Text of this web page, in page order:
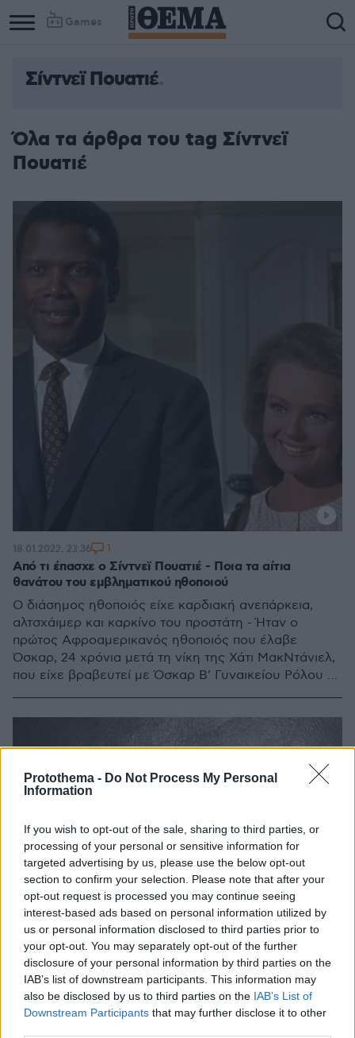
Protothema - Do Not Process My Personal
Information
If you wish to opt-out of the sale, sharing to third parties, or
processing of your personal or sensitive information for
targeted advertising by us, please use the below opt-out
section to confirm your selection. Please note that after your
opt-out request is processed you may continue seeing
interest-based ads based on personal information utilized by
us or personal information disclosed to third parties prior to
your opt-out. You may separately opt-out of the further
disclosure of your personal information by third parties on the
IAB’s list of downstream participants. This information may
also be disclosed by us to third parties on the IAB’s List of
Downstream Participants that may further disclose it to other
Games
Σίντνεϊ Πουατιέ
Όλα τα άρθρα του tag Σίντνεϊ
Πουατιέ
Από τι έπασχε ο Σίντνεϊ Πουατιέ - Ποια τα αίτια
θανάτου του εμβληματικού ηθοποιού
Ο διάσημος ηθοποιός είχε καρδιακή ανεπάρκεια,
αλτσχάιμερ και καρκίνο του προστάτη - Ήταν ο
πρώτος Αφροαμερικανός ηθοποιός που έλαβε
Όσκαρ, 24 χρόνια μετά τη νίκη της Χάτι ΜακΝτάνιελ,
που είχε βραβευτεί με Όσκαρ Β' Γυναικείου Ρόλου το
18.01.2022, 23:36 1